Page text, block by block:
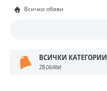
Всички обяви
ВСИЧКИ КАТЕГОРИИ
28ОБЯВИ